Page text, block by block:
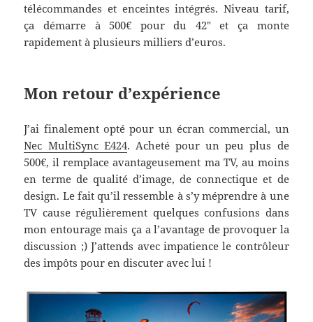
télécommandes et enceintes intégrés. Niveau tarif,
ça démarre à 500€ pour du 42″ et ça monte
rapidement à plusieurs milliers d’euros.
Mon retour d’expérience
J’ai finalement opté pour un écran commercial, un
Nec MultiSync E424. Acheté pour un peu plus de
500€, il remplace avantageusement ma TV, au moins
en terme de qualité d’image, de connectique et de
design. Le fait qu’il ressemble à s’y méprendre à une
TV cause régulièrement quelques confusions dans
mon entourage mais ça a l’avantage de provoquer la
discussion ;) J’attends avec impatience le contrôleur
des impôts pour en discuter avec lui !